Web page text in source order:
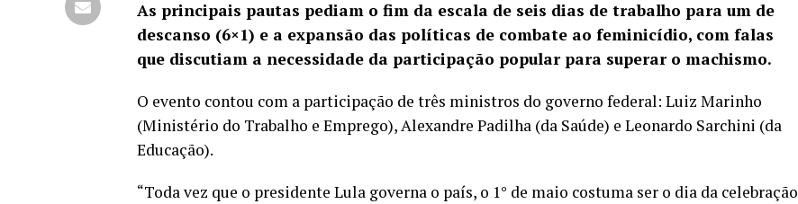
As principais pautas pediam o fim da escala de seis dias de trabalho para um de
descanso (6×1) e a expansão das políticas de combate ao feminicídio, com falas
que discutiam a necessidade da participação popular para superar o machismo.
O evento contou com a participação de três ministros do governo federal: Luiz Marinho
(Ministério do Trabalho e Emprego), Alexandre Padilha (da Saúde) e Leonardo Sarchini (da
Educação).
“Toda vez que o presidente Lula governa o país, o 1° de maio costuma ser o dia da celebração